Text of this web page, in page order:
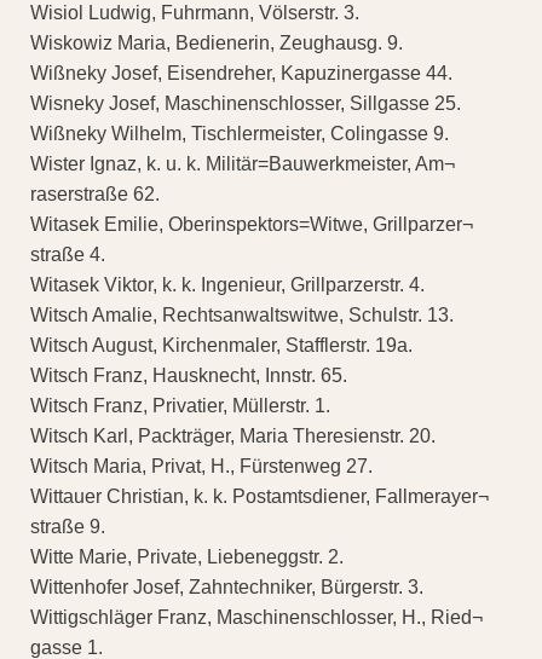
Wisiol Ludwig, Fuhrmann, Völserstr. 3.
Wiskowiz Maria, Bedienerin, Zeughausg. 9.
Wißneky Josef, Eisendreher, Kapuzinergasse 44.
Wisneky Josef, Maschinenschlosser, Sillgasse 25.
Wißneky Wilhelm, Tischlermeister, Colingasse 9.
Wister Ignaz, k. u. k. Militär=Bauwerkmeister, Am¬
raserstraße 62.
Witasek Emilie, Oberinspektors=Witwe, Grillparzer¬
straße 4.
Witasek Viktor, k. k. Ingenieur, Grillparzerstr. 4.
Witsch Amalie, Rechtsanwaltswitwe, Schulstr. 13.
Witsch August, Kirchenmaler, Stafflerstr. 19a.
Witsch Franz, Hausknecht, Innstr. 65.
Witsch Franz, Privatier, Müllerstr. 1.
Witsch Karl, Packträger, Maria Theresienstr. 20.
Witsch Maria, Privat, H., Fürstenweg 27.
Wittauer Christian, k. k. Postamtsdiener, Fallmerayer¬
straße 9.
Witte Marie, Private, Liebeneggstr. 2.
Wittenhofer Josef, Zahntechniker, Bürgerstr. 3.
Wittigschläger Franz, Maschinenschlosser, H., Ried¬
gasse 1.